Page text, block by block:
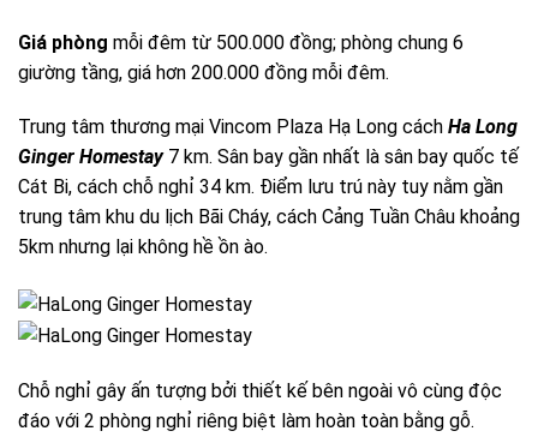
Giá phòng mỗi đêm từ 500.000 đồng; phòng chung 6
giường tầng, giá hơn 200.000 đồng mỗi đêm.
Trung tâm thương mại Vincom Plaza Hạ Long cách Ha Long
Ginger Homestay7 km. Sân bay gần nhất là sân bay quốc tế
Cát Bi, cách chỗ nghỉ 34 km. Điểm lưu trú này tuy nằm gần
trung tâm khu du lịch Bãi Cháy, cách Cảng Tuần Châu khoảng
5km nhưng lại không hề ồn ào.
Chỗ nghỉ gây ấn tượng bởi thiết kế bên ngoài vô cùng độc
đáo với 2 phòng nghỉ riêng biệt làm hoàn toàn bằng gỗ.